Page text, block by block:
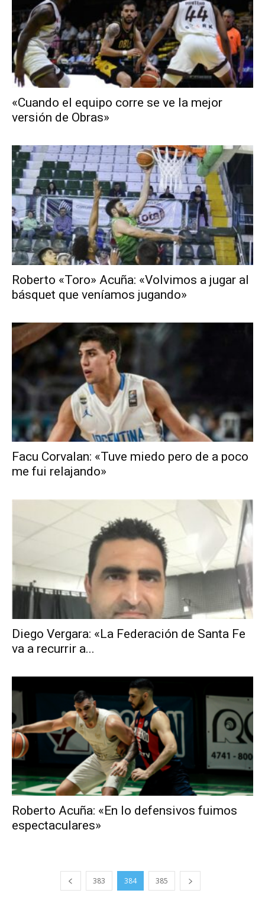
«Cuando el equipo corre se ve la mejor
versión de Obras»
Roberto «Toro» Acuña: «Volvimos a jugar al
básquet que veníamos jugando»
Facu Corvalan: «Tuve miedo pero de a poco
me fui relajando»
Diego Vergara: «La Federación de Santa Fe
va a recurrir a...
Roberto Acuña: «En lo defensivos fuimos
espectaculares»
383 384 385